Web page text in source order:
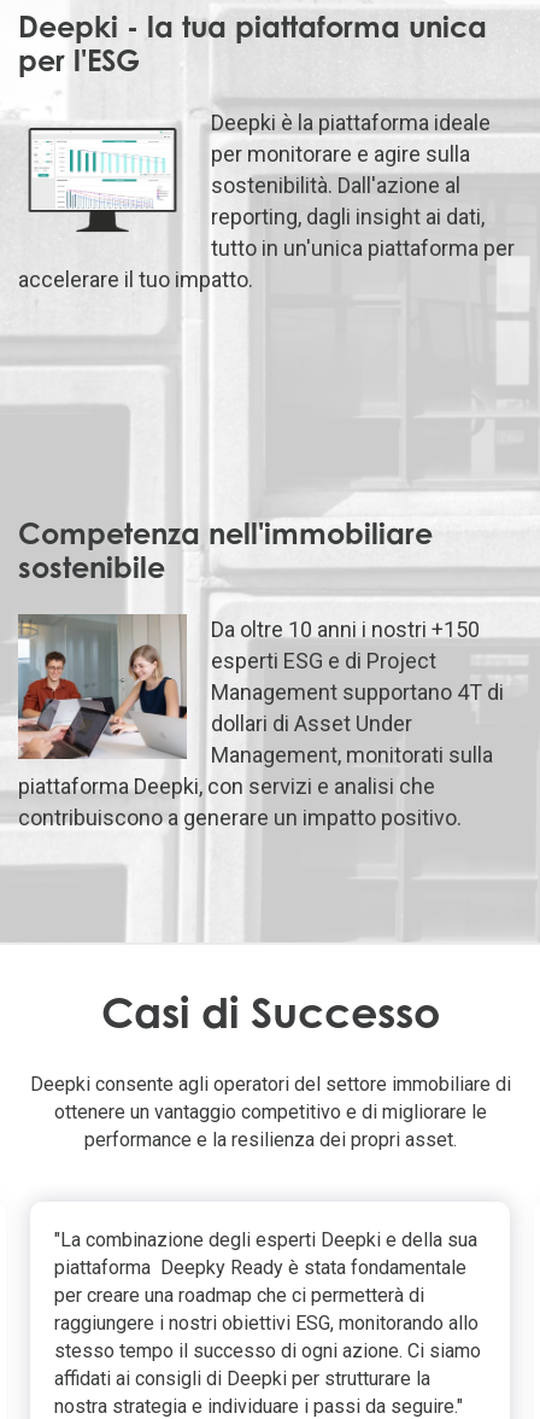
Deepki - la tua piattaforma unica
per l'ESG
Deepki è la piattaforma ideale
per monitorare e agire sulla
sostenibilità. Dall'azione al
reporting, dagli insight ai dati,
tutto in un'unica piattaforma per
accelerare il tuo impatto.
Competenza nell'immobiliare
sostenibile
Da oltre 10 anni i nostri +150
esperti ESG e di Project
Management supportano 4T di
dollari di Asset Under
Management, monitorati sulla
piattaforma Deepki, con servizi e analisi che
contribuiscono a generare un impatto positivo.
Casi di Successo
Deepki consente agli operatori del settore immobiliare di
ottenere un vantaggio competitivo e di migliorare le
performance e la resilienza dei propri asset.
"La combinazione degli esperti Deepki e della sua
piattaforma Deepky Ready è stata fondamentale
per creare una roadmap che ci permetterà di
raggiungere i nostri obiettivi ESG, monitorando allo
stesso tempo il successo di ogni azione. Ci siamo
affidati ai consigli di Deepki per strutturare la
nostra strategia e individuare i passi da seguire."